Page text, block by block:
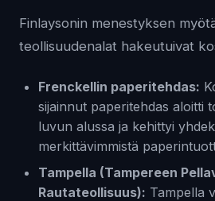
Finlaysonin menestyksen
teollisuudenalat hakeutuivat
Frenckellin paperitehdas:
sijainnut paperitehdas aloitti
luvun alussa ja kehittyi
merkittävimmistä
Tampella (Tampereen
Rautateollisuus): Tampella